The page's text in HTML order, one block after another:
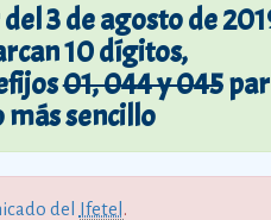
3 de agosto de
10 dígitos,
01, 044 y 045
más sencillo
del Ifetel .